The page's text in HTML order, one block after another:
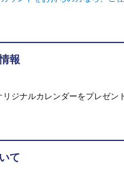
報
ジナルカレンダーをプレゼン
て